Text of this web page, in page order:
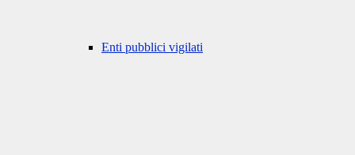
Enti pubblici vigilati